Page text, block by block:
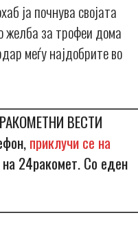
ја почнува својата
желба за трофеи дома
меѓу најдобрите во
ВЕСТИ
приклучи се на
на 24ракомет. Со еден